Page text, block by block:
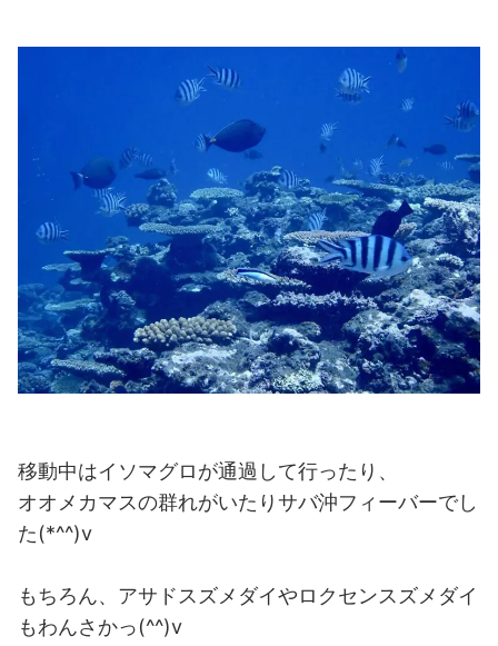
移動中はイソマグロが通過して行ったり、
オオメカマスの群れがいたりサバ沖フィーバーでし
た(*^^)v
もちろん、アサドスズメダイやロクセンスズメダイ
もわんさかっ(^^)v